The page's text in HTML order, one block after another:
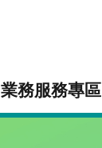
業務服務專區